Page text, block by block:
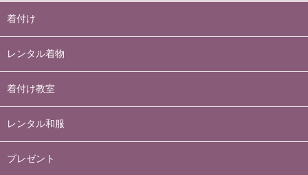
着付け
レンタル着物
着付け教室
レンタル和服
プレゼント